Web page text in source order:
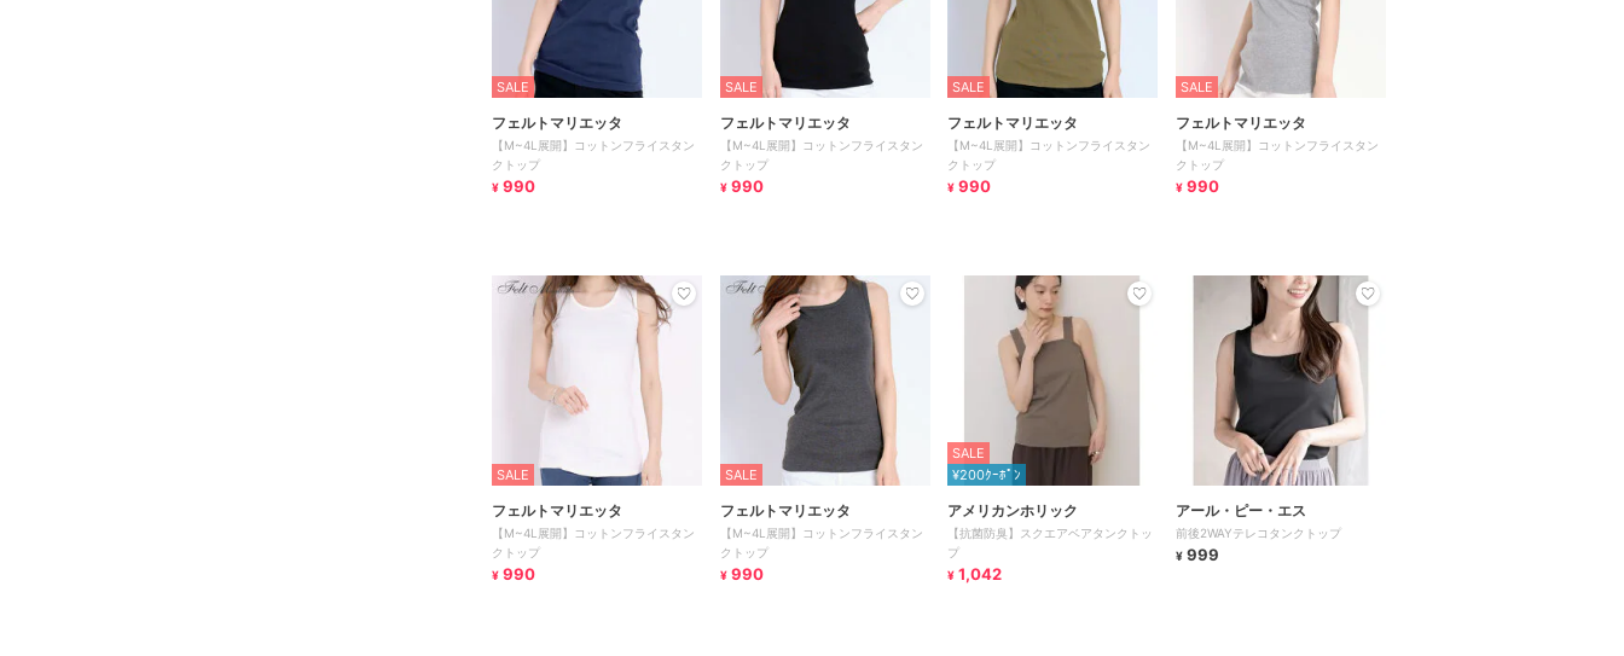
SALE
フェルトマリエッタ
【M~4L展開】コットンフライスタン
クトップ
¥ 990
SALE
フェルトマリエッタ
【M~4L展開】コットンフライスタン
クトップ
¥ 990
SALE
フェルトマリエッタ
【M~4L展開】コットンフライスタン
クトップ
¥ 990
SALE
フェルトマリエッタ
【M~4L展開】コットンフライスタン
クトップ
¥ 990
SALE
フェルトマリエッタ
【M~4L展開】コットンフライスタン
クトップ
¥ 990
SALE
フェルトマリエッタ
【M~4L展開】コットンフライスタン
クトップ
¥ 990
SALE
¥200ｸｰﾎﾟﾝ
アメリカンホリック
【抗菌防臭】スクエアベアタンクトッ
プ
¥ 1,042
アール・ピー・エス
前後2WAYテレコタンクトップ
¥ 999